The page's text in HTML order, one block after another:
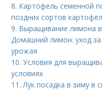
8. Картофель семенной
поздних сортов
9. Выращивание лимона
Домашний лимон: уход
урожая
10.Условия для
условиях
11.Лук посадка в зиму в